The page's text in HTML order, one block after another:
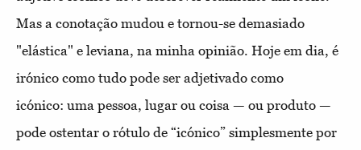
Mas a conotação mudou e tornou-se demasiado
"elástica" e leviana, na minha opinião. Hoje em dia, é
irónico como tudo pode ser adjetivado como
icónico: uma pessoa, lugar ou coisa — ou produto —
pode ostentar o rótulo de “icónico” simplesmente por